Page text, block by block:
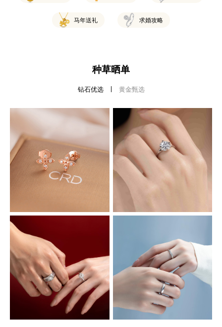
马年送礼 求婚攻略
种草晒单
钻石优选 黄金甄选